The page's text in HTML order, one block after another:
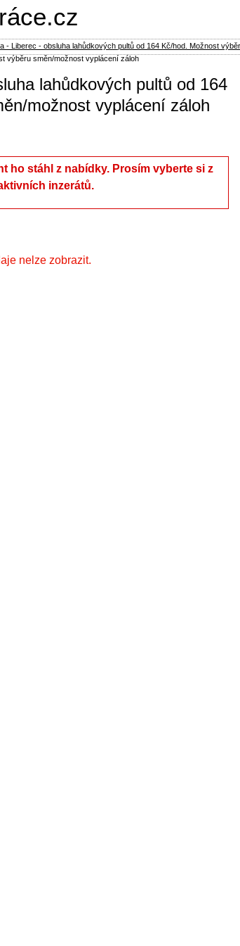
lahůdkových pultů od 164
možnost vyplácení záloh
ho stáhl z nabídky. Prosím vyberte si z
inzerátů.
nelze zobrazit.
- Liberec - obsluha lahůdkových pultů od 164 Kč/hod. Možnost
výběru směn/možnost vyplácení záloh